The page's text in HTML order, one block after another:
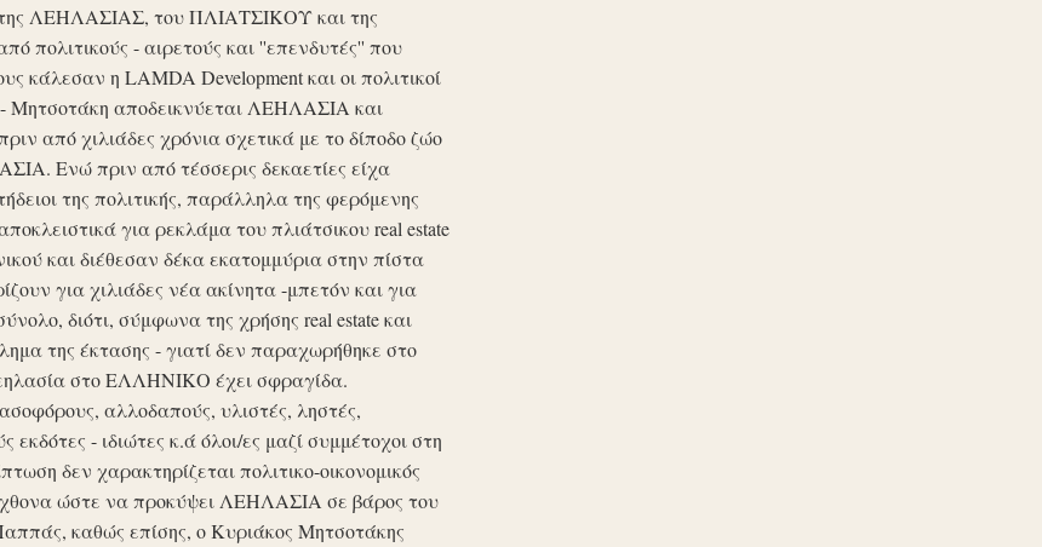
ΛΕΗΛΑΣΙΑΣ, του ΠΛΙΑΤΣΙΚΟΥ και της
πολιτικούς - αιρετούς και ''επενδυτές'' που
κάλεσαν η LAMDA Development και οι πολιτικοί
Μητσοτάκη αποδεικνύεται ΛΕΗΛΑΣΙΑ και
από χιλιάδες χρόνια σχετικά με το δίποδο ζώο
Ενώ πριν από τέσσερις δεκαετίες είχα
της πολιτικής, παράλληλα της φερόμενης
για ρεκλάμα του πλιάτσικου real estate
και διέθεσαν δέκα εκατομμύρια στην πίστα
για χιλιάδες νέα ακίνητα -μπετόν και για
διότι, σύμφωνα της χρήσης real estate και
της έκτασης - γιατί δεν παραχωρήθηκε στο
στο ΕΛΛΗΝΙΚΟ έχει σφραγίδα.
αλλοδαπούς, υλιστές, ληστές,
εκδότες - ιδιώτες κ.ά όλοι/ες μαζί συμμέτοχοι στη
δεν χαρακτηρίζεται πολιτικο-οικονομικός
ώστε να προκύψει ΛΕΗΛΑΣΙΑ σε βάρος του
καθώς επίσης, ο Κυριάκος Μητσοτάκης